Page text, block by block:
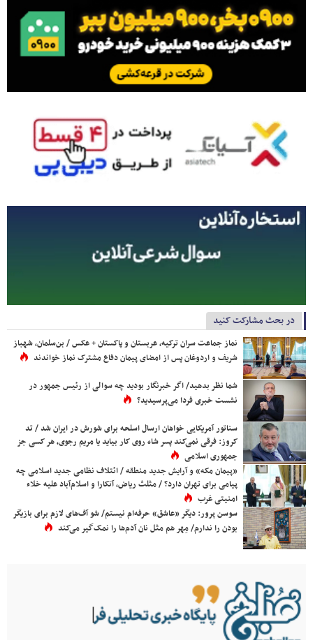
در بحث مشارکت کنید
نماز جماعت سران ترکیه، عربستان و پاکستان + عکس / بن‌سلمان، شهباز
شریف و اردوغان پس از امضای پیمان دفاع مشترک نماز خواندند
شما نظر بدهید/ اگر خبرنگار بودید چه سوالی از رئیس جمهور در
نشست خبری فردا می‌پرسیدید؟
سناتور آمریکایی خواهان ارسال اسلحه برای شورش در ایران شد / تد
کروز: فرقی نمی‌کند پسر شاه روی کار بیاید یا مریم رجوی، هر کسی جز
جمهوری اسلامی
«پیمان مکه» و آرایش جدید منطقه / ائتلاف نظامی جدید اسلامی چه
پیامی برای تهران دارد؟ / مثلث ریاض، آنکارا و اسلام‌آباد علیه خلاء
امنیتی غرب
سوسن پرور: دیگر «عاشق» حرفه‌ام نیستم/ شو آف‌های لازم برای بازیگر
بودن را ندارم/ مِهر هم مثل نان آدم‌ها را نمک‌گیر می‌کند